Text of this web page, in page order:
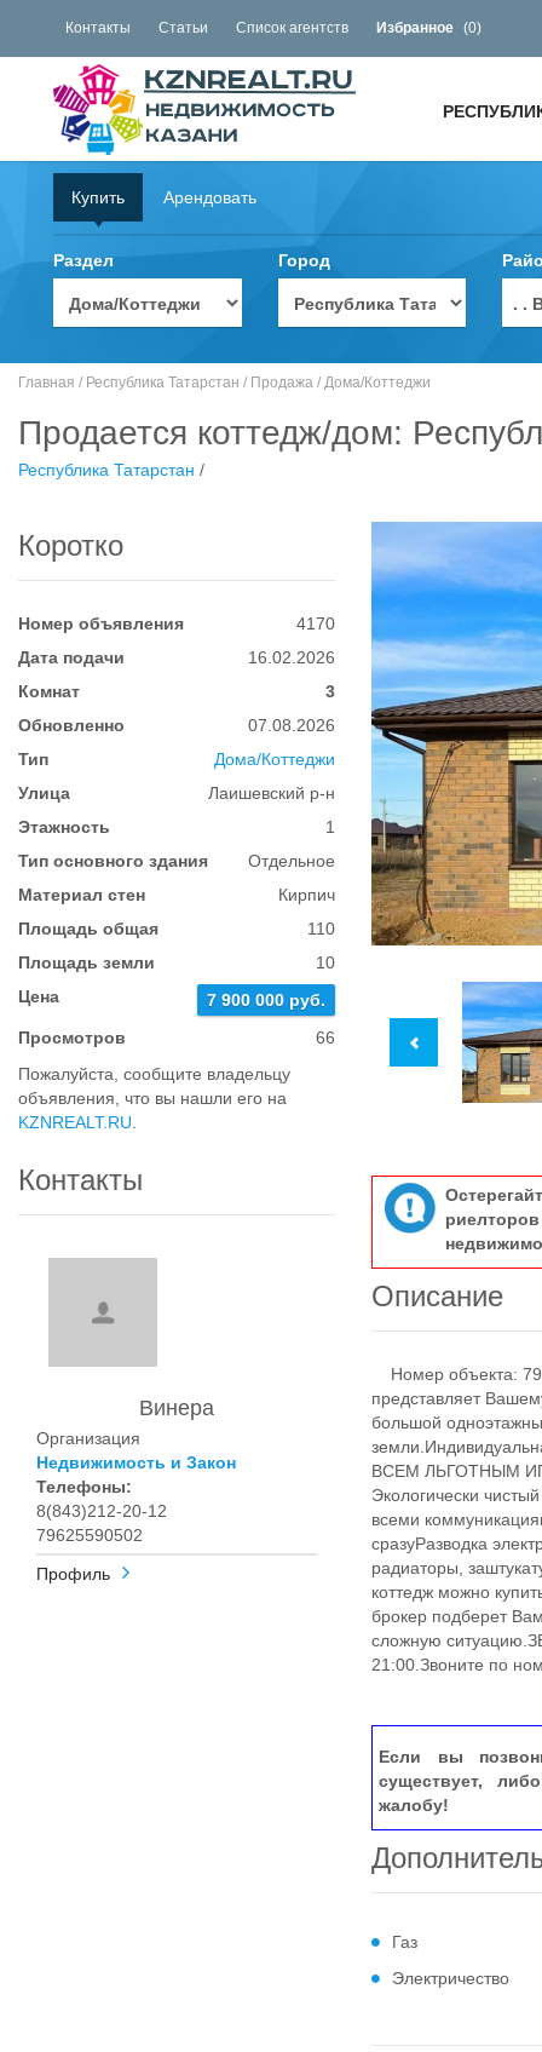
Контакты Статьи Список агентств Избранное (0)
Купить Арендовать
Раздел Город
. .
Главная / Республика Татарстан / Продажа / Дома/Коттеджи
Продается коттедж/дом:
Республика Татарстан /
Коротко
Номер объявления
4170
Дата подачи
16.02.2026
Комнат
3
Обновленно
07.08.2026
Тип
Дома/Коттеджи
Улица
Лаишевский р-н
Этажность
1
Тип основного здания
Отдельное
Материал стен
Кирпич
Площадь общая
110
Площадь земли
10
Цена
7 900 000 руб.
Просмотров
66
Пожалуйста, сообщите владельцу
объявления, что вы нашли его на
KZNREALT.RU
Контакты
Винера
Организация
Недвижимость и Закон
Телефоны:
8(843)212-20-12
79625590502
Профиль
Описание
Номер объекта:
представляет
большой
ВСЕМ ЛЬГОТНЫМ
Экологически
всеми
сразуРазводка
радиаторы,
коттедж можно
брокер подберет
сложную
21:00.Звоните по
Если вы
существует,
жалобу!
Газ
Электричество